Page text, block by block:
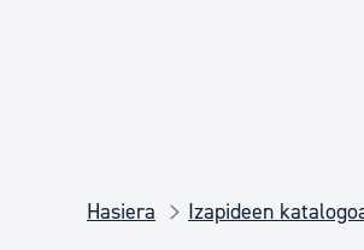
Hasiera Izapideen